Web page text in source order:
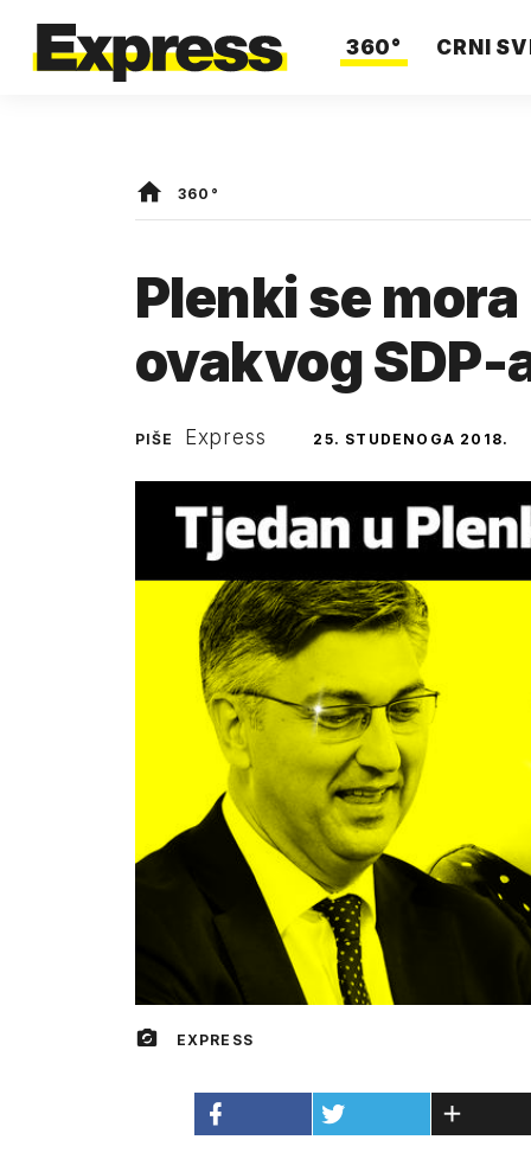
360° CRNI
360°
Plenki se
ovakvog SDP-
PIŠE Express 25. STUDENOGA 2018.
EXPRESS